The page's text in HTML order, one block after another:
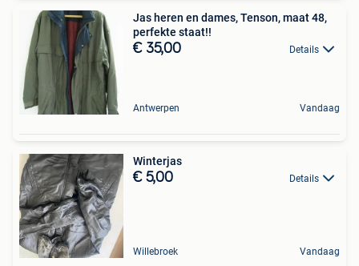
Jas heren en dames, Tenson, maat 48,
perfekte staat!!
€ 35,00 Details
Antwerpen Vandaag
Winterjas
€ 5,00 Details
Willebroek Vandaag